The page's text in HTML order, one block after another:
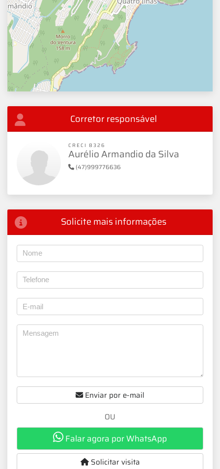
Corretor responsável
CRECI 8326
Aurélio Armandio da Silva
(47)999776636
Solicite mais informações
Enviar por e-mail
OU
Falar agora por WhatsApp
Solicitar visita